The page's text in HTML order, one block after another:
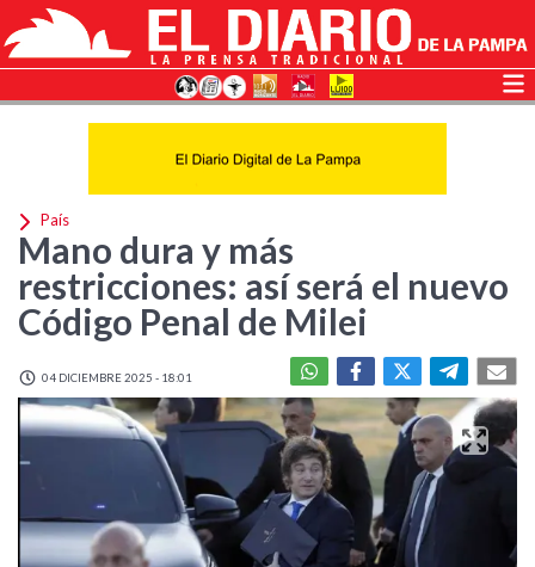
País
Mano dura y más
restricciones: así será el nuevo
Código Penal de Milei
04 DICIEMBRE 2025 - 18:01